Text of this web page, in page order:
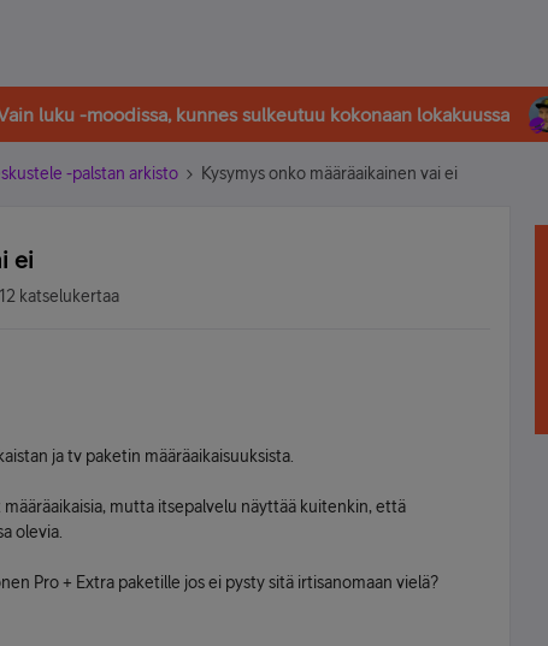
luku -moodissa, kunnes sulkeutuu kokonaan lokakuussa
-palstan arkisto Kysymys onko määräaikainen vai ei
ei
12 katselukertaa
ja tv paketin määräaikaisuuksista.
mutta itsepalvelu näyttää kuitenkin, että
olevia.
Pro + Extra paketille jos ei pysty sitä irtisanomaan vielä?